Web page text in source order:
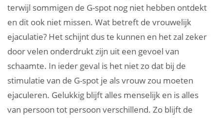
terwijl sommigen de G-spot nog niet hebben ontdekt
en dit ook niet missen. Wat betreft de vrouwelijk
ejaculatie? Het schijnt dus te kunnen en het zal zeker
door velen onderdrukt zijn uit een gevoel van
schaamte. In ieder geval is het niet zo dat bij de
stimulatie van de G-spot je als vrouw zou moeten
ejaculeren. Gelukkig blijft alles menselijk en is alles
van persoon tot persoon verschillend. Zo blijft de